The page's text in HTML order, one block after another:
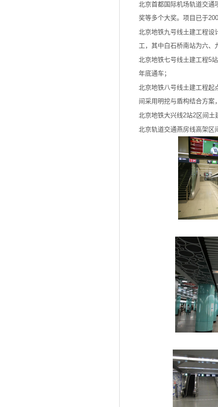
北京首都国际机场轨道交通
奖等多个大奖。项目已于
北京地铁九号线土建工程设
工，其中白石桥南站为六、
北京地铁七号线土建工程5
年底通车；
北京地铁八号线土建工程起
间采用明挖与盾构结合方案
北京地铁大兴线2站2区间土
北京轨道交通燕房线高架区